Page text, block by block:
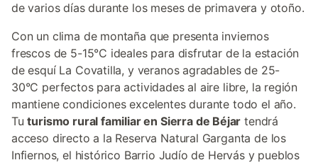
de varios días durante los meses de primavera y otoño.
Con un clima de montaña que presenta inviernos
frescos de 5-15°C ideales para disfrutar de la estación
de esquí La Covatilla, y veranos agradables de 25-
30°C perfectos para actividades al aire libre, la región
mantiene condiciones excelentes durante todo el año.
Tuturismo rural familiar en Sierra de Béjar tendrá
acceso directo a la Reserva Natural Garganta de los
Infiernos, el histórico Barrio Judío de Hervás y pueblos